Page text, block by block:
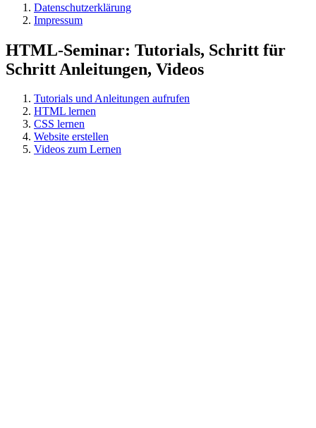
Datenschutzerklärung
Impressum
HTML-Seminar: Tutorials, Schritt für
Schritt Anleitungen, Videos
Tutorials und Anleitungen aufrufen
HTML lernen
CSS lernen
Website erstellen
Videos zum Lernen